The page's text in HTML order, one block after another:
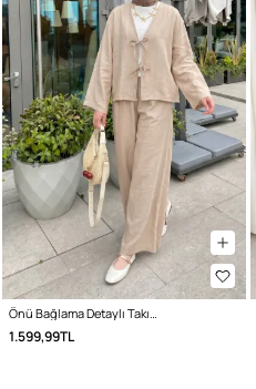
Önü Bağlama Detaylı Takım Y0143 - BEJ
1.599,99TL